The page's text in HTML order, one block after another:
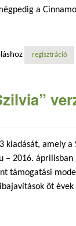
a
tartalommalregisztráció
kiadását, amely a
– 2016.
támogatási
öt évek